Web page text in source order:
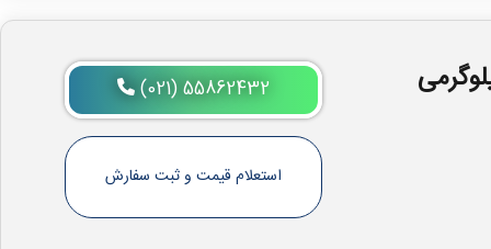
(021) 55862432
استعلام قیمت و ثبت سفارش